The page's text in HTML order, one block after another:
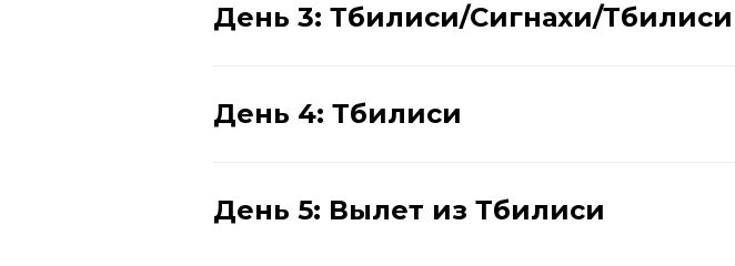
День 3: Тбилиси/Сигнахи/Тбилиси
День 4: Тбилиси
День 5: Вылет из Тбилиси